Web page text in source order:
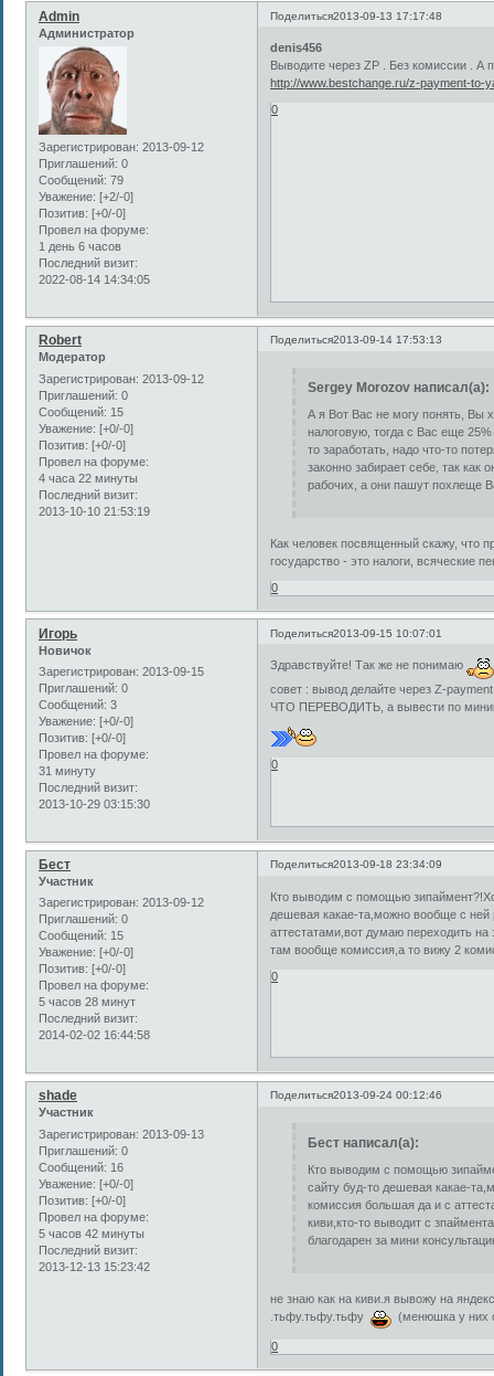
Поделиться2013-09-13 17:17:48
Admin
Администратор
Зарегистрирован: 2013-09-12
Приглашений: 0
Сообщений: 79
Уважение: [+2/-0]
Позитив: [+0/-0]
Провел на форуме:
1 день 6 часов
Последний визит:
2022-08-14 14:34:05
denis456
Выводите через ZP . Без комиссии .
http://www.bestchange.ru/z-payment-to-
0
Поделиться2013-09-14 17:53:13
Robert
Модератор
Зарегистрирован: 2013-09-12
Приглашений: 0
Сообщений: 15
Уважение: [+0/-0]
Позитив: [+0/-0]
Провел на форуме:
4 часа 22 минуты
Последний визит:
2013-10-10 21:53:19
Sergey Morozov написал(а):
А я Вот Вас не могу понять, Вы
налоговую, тогда с Вас еще
то заработать, надо что-то
законно забирает себе, так как
рабочих, а они пашут похлеще
Как человек посвященный скажу, что
государство - это налоги, всяческие
0
Поделиться2013-09-15 10:07:01
Игорь
Новичок
Зарегистрирован: 2013-09-15
Приглашений: 0
Сообщений: 3
Уважение: [+0/-0]
Позитив: [+0/-0]
Провел на форуме:
31 минуту
Последний визит:
2013-10-29 03:15:30
Здравствуйте! Так же не понимаю
совет : вывод делайте через Z-
ЧТО ПЕРЕВОДИТЬ, а вывести по
0
Поделиться2013-09-18 23:34:09
Бест
Участник
Зарегистрирован: 2013-09-12
Приглашений: 0
Сообщений: 15
Уважение: [+0/-0]
Позитив: [+0/-0]
Провел на форуме:
5 часов 28 минут
Последний визит:
2014-02-02 16:44:58
Кто выводим с помощью
дешевая какае-та,можно вообще с
аттестатами,вот думаю переходить на
там вообще комиссия,а то вижу 2
0
Поделиться2013-09-24 00:12:46
shade
Участник
Зарегистрирован: 2013-09-13
Приглашений: 0
Сообщений: 16
Уважение: [+0/-0]
Позитив: [+0/-0]
Провел на форуме:
5 часов 42 минуты
Последний визит:
2013-12-13 15:23:42
Бест написал(а):
Кто выводим с помощью
сайту буд-то дешевая какае-
комиссия большая да и с
киви,кто-то выводит с
благодарен за мини
не знаю как на киви.я вывожу на
.тьфу.тьфу.тьфу
(менюшка у них
0